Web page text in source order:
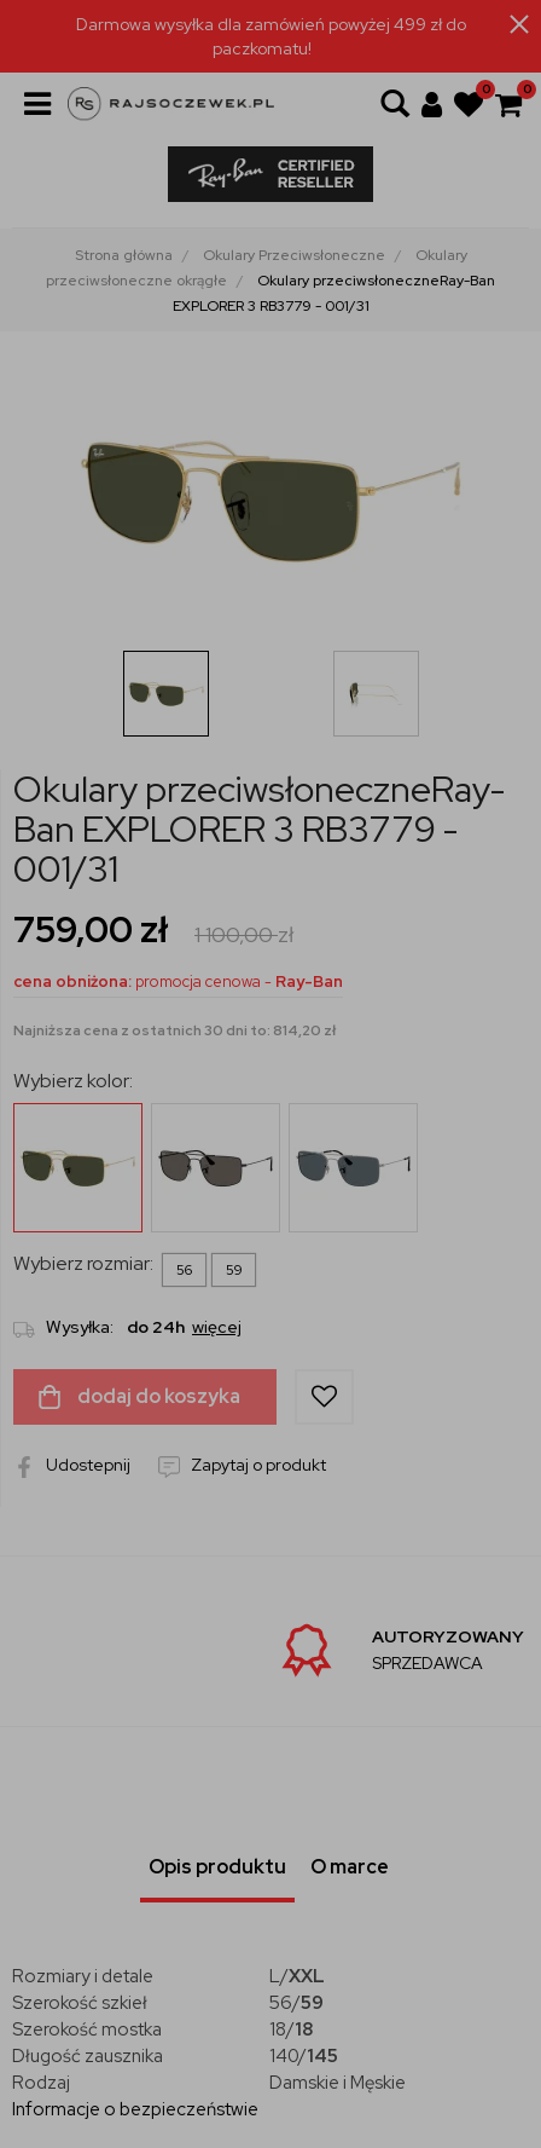
Darmowa wysyłka dla zamówień powyżej 499 zł do
paczkomatu!
0 0
Strona główna Okulary Przeciwsłoneczne
Okulary
przeciwsłoneczne okrągłe
Okulary przeciwsłoneczneRay-Ban
EXPLORER 3 RB3779 - 001/31
Okulary przeciwsłoneczneRay-
Ban EXPLORER 3 RB3779 -
001/31
759,00 zł 1 100,00zł
cena obniżona: promocja cenowa - Ray-Ban
Najniższa cena z ostatnich 30 dni to: 814,20 zł
Wybierz kolor:
Wybierz rozmiar: 56 59
Wysyłka: do 24h więcej
dodaj do koszyka
Udostepnij Zapytaj o produkt
AUTORYZOWANY
SPRZEDAWCA
Opis produktu O marce
Rozmiary i detale L/XXL
Szerokość szkieł
56/59
Szerokość mostka
18/18
Długość zausznika
140/145
Rodzaj
Damskie i Męskie
Informacje o bezpieczeństwie